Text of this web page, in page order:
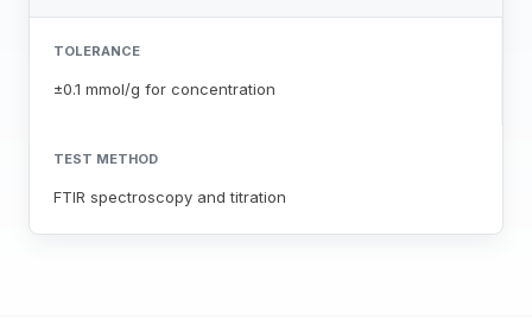
TOLERANCE
±0.1 mmol/g for concentration
TEST METHOD
FTIR spectroscopy and titration